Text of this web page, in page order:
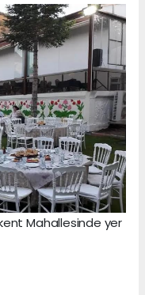
Mahallesinde yer